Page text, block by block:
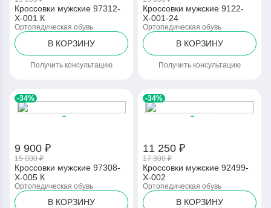
Кроссовки мужские 97312-
Х-001 К
Ортопедическая обувь
В КОРЗИНУ
Получить консультацию
Кроссовки мужские 9122-
Х-001-24
Ортопедическая обувь
В КОРЗИНУ
Получить консультацию
-34%
9 900 ₽
15 000 ₽
Кроссовки мужские 97308-
Х-005 К
Ортопедическая обувь
В КОРЗИНУ
-34%
11 250 ₽
17 300 ₽
Кроссовки мужские 92499-
Х-002
Ортопедическая обувь
В КОРЗИНУ